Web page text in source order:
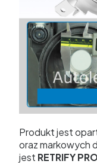
Produkt jest
oraz markowych
jest RETRIFY